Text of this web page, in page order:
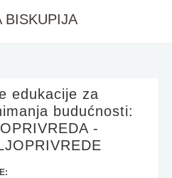
BISKUPIJA
edukacije za
budućnosti:
-